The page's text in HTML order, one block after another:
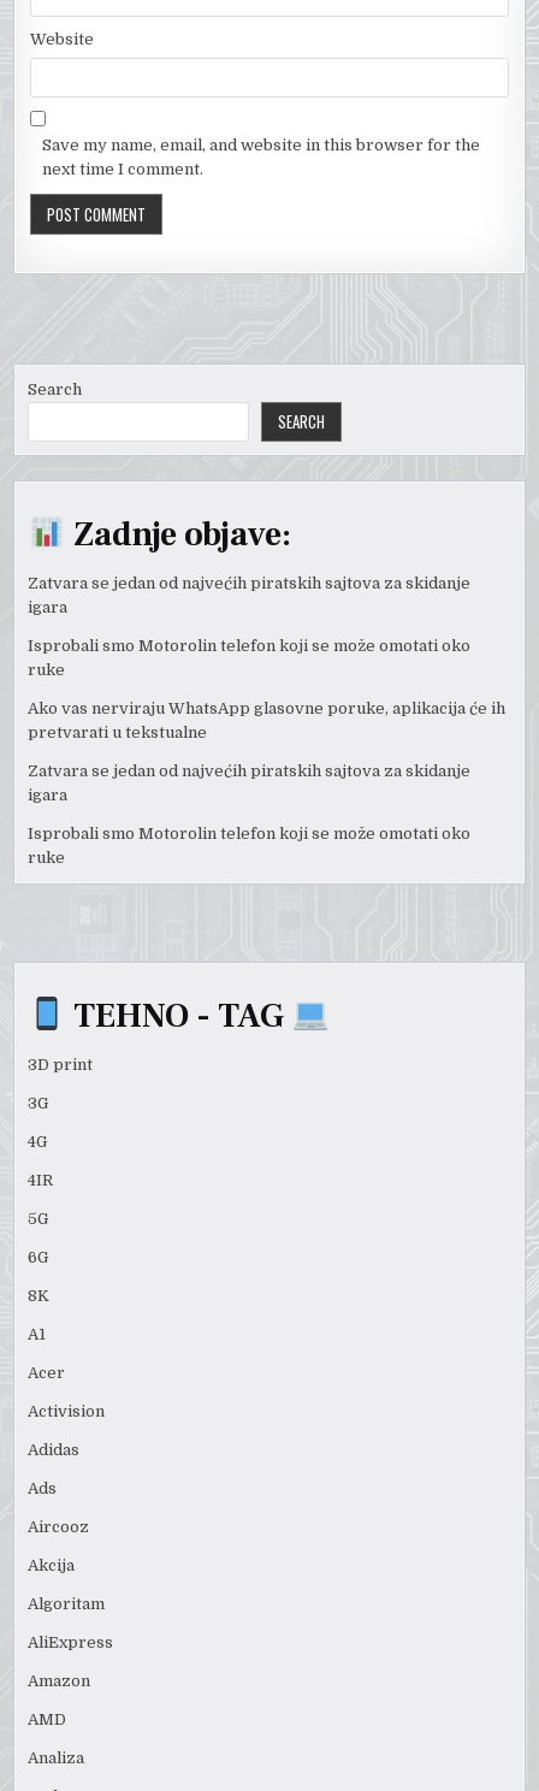
Website
Save my name, email, and website in this browser for the
next time I comment.
Search
SEARCH
Zadnje objave:
Zatvara se jedan od najvećih piratskih sajtova za skidanje
igara
Isprobali smo Motorolin telefon koji se može omotati oko
ruke
Ako vas nerviraju WhatsApp glasovne poruke, aplikacija će ih
pretvarati u tekstualne
Zatvara se jedan od najvećih piratskih sajtova za skidanje
igara
Isprobali smo Motorolin telefon koji se može omotati oko
ruke
TEHNO - TAG
3D print
3G
4G
4IR
5G
6G
8K
A1
Acer
Activision
Adidas
Ads
Aircooz
Akcija
Algoritam
AliExpress
Amazon
AMD
Analiza